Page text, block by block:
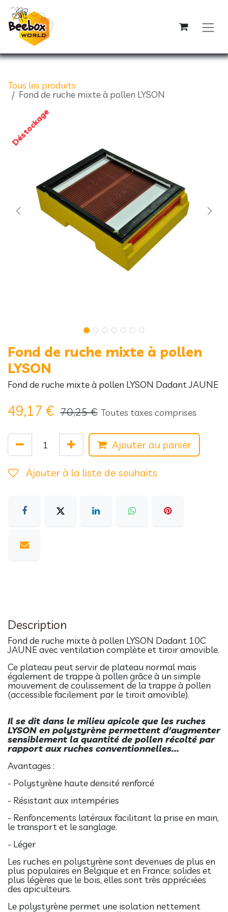
Se rendre au contenu
Tous les produits
Fond de ruche mixte à pollen LYSON
Déstockage
Fond de ruche mixte à pollen
LYSON
Fond de ruche mixte à pollen LYSON Dadant JAUNE
49,17 € 70,25€ Toutes taxes comprises
Ajouter au panier
Ajouter à la liste de souhaits
Description
Fond de ruche mixte à pollen LYSON Dadant 10C
JAUNE avec ventilation complète et tiroir amovible.
Ce plateau peut servir de plateau normal mais
également de trappe à pollen grâce à un simple
mouvement de coulissement de la trappe à pollen
(accessible facilement par le tiroit amovible).
Il se dit dans le milieu apicole que les ruches
LYSON en polystyrène permettent d'augmenter
sensiblement la quantité de pollen récolté par
rapport aux ruches conventionnelles...
Avantages :
- Polystyrène haute densité renforcé
- Résistant aux intempéries
- Renfoncements latéraux facilitant la prise en main,
le transport et le sanglage.
- Léger
Les ruches en polystyrène sont devenues de plus en
plus populaires en Belgique et en France: solides et
plus légères que le bois, elles sont très appréciées
des apiculteurs.
Le polystyrène permet une isolation nettement